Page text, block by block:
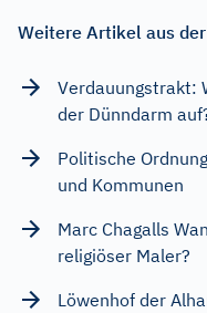
Weitere Artikel aus
Verdauungstrakt:
der Dünndarm
Politische
und Kommunen
Marc Chagalls
religiöser Maler?
Löwenhof der